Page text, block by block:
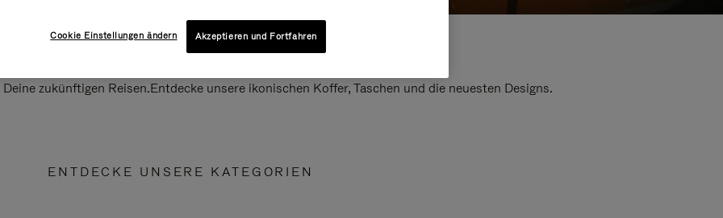
zukünftigen Reisen.Entdecke unsere ikonischen Koffer, Taschen und die neuesten Designs.
ENTDECKE UNSERE KATEGORIEN
Cookie Einstellungen ändern Akzeptieren und Fortfahren